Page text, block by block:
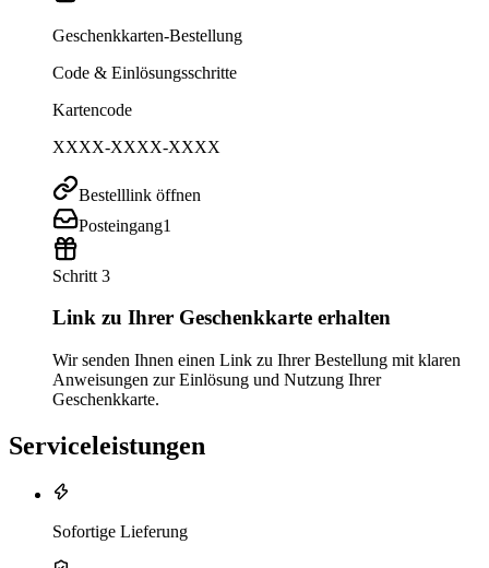
Geschenkkarten-Bestellung
Code & Einlösungsschritte
Kartencode
XXXX-XXXX-XXXX
Bestelllink öffnen
Posteingang1
Schritt 3
Link zu Ihrer Geschenkkarte erhalten
Wir senden Ihnen einen Link zu Ihrer Bestellung mit klaren
Anweisungen zur Einlösung und Nutzung Ihrer
Geschenkkarte.
Serviceleistungen
Sofortige Lieferung